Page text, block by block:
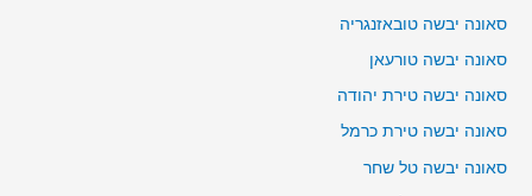
סאונה יבשה טובאזנגריה
סאונה יבשה טורעאן
סאונה יבשה טירת יהודה
סאונה יבשה טירת כרמל
סאונה יבשה טל שחר